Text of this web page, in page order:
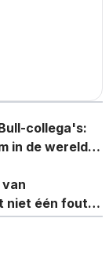
collega's:
in de wereld is
niet één fout